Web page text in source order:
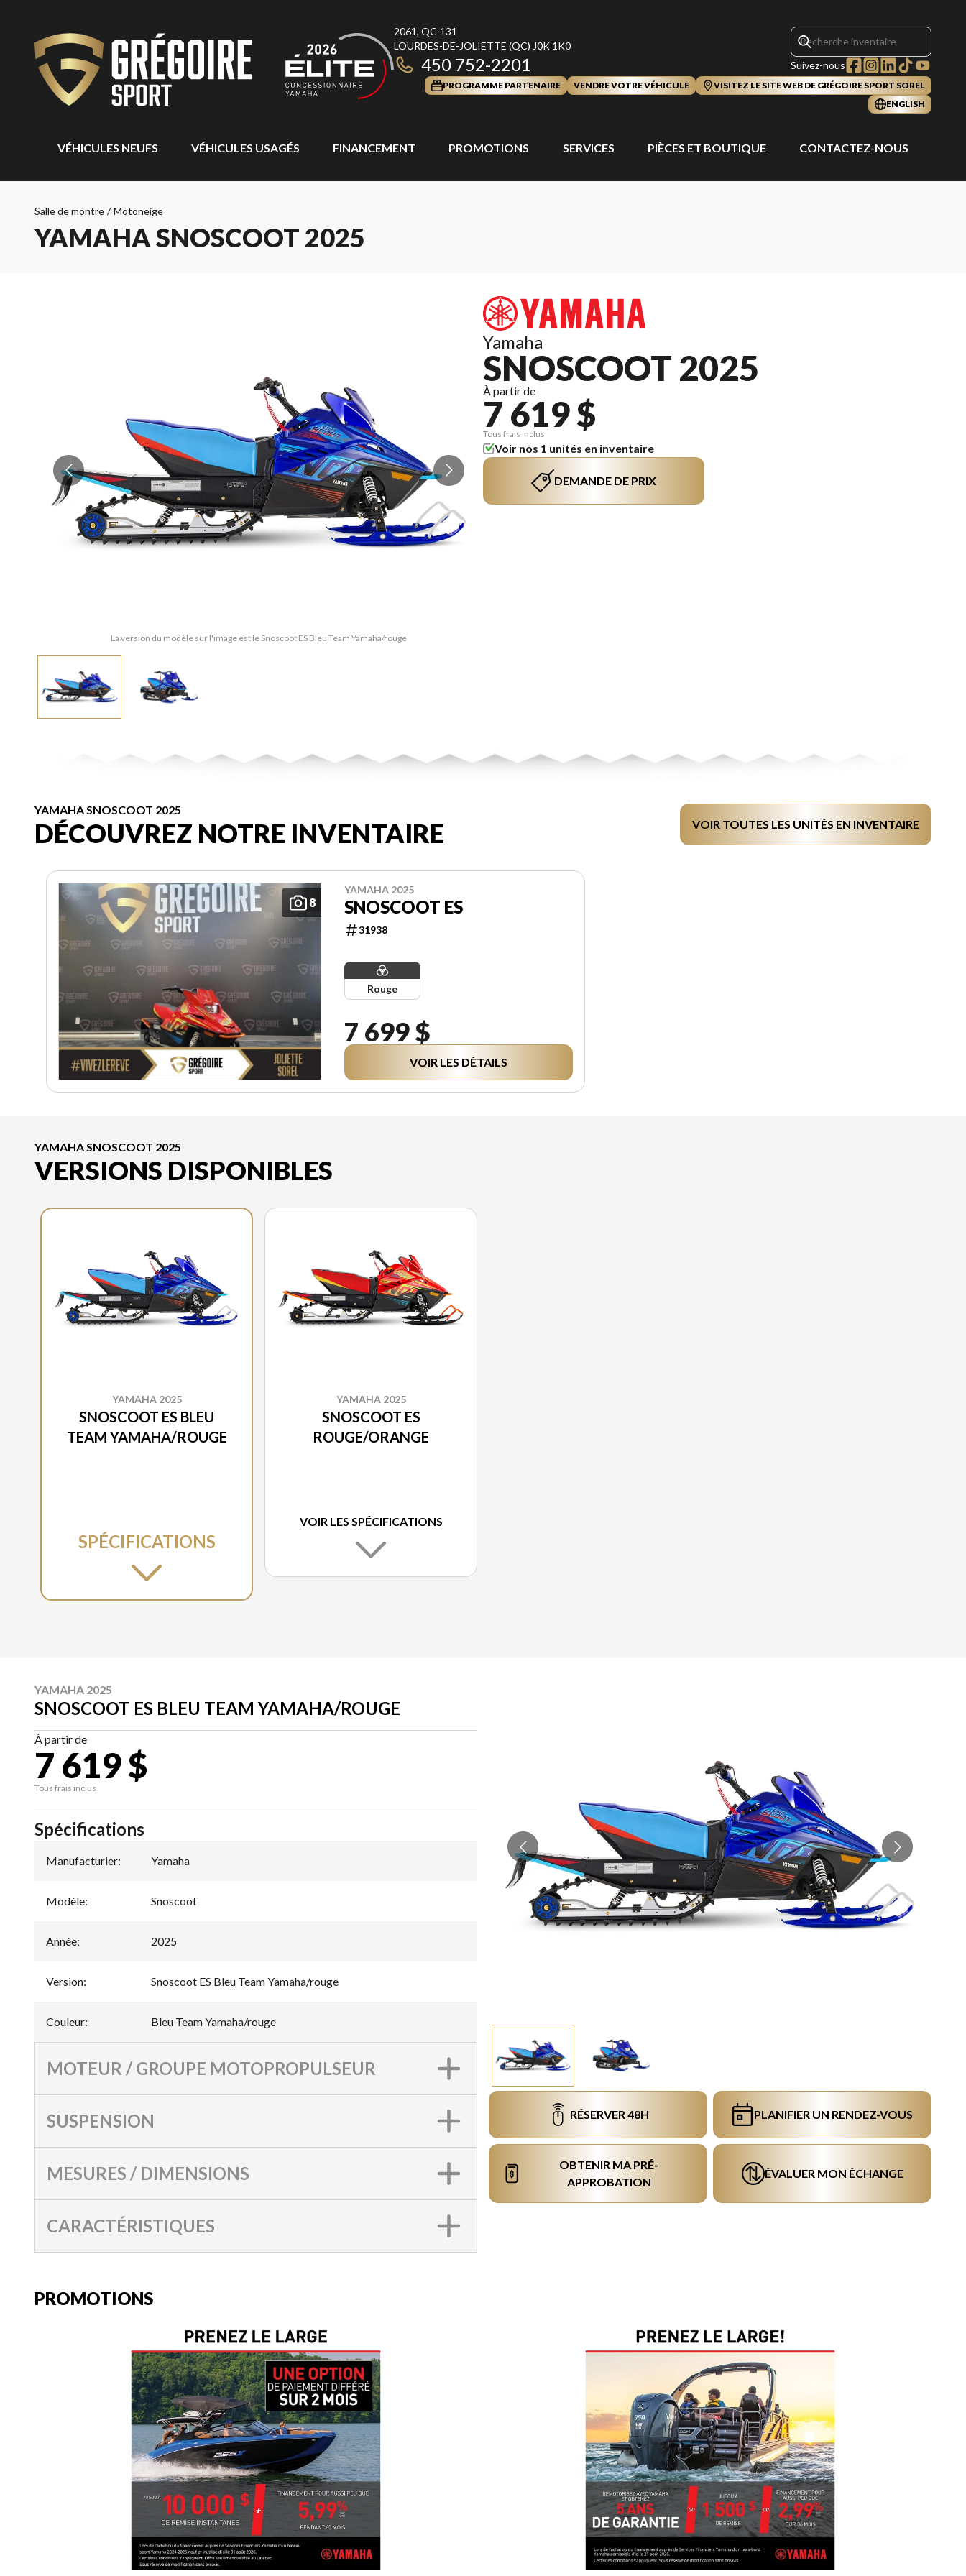
2061, QC-131
LOURDES-DE-JOLIETTE (QC) J0K 1K0
450 752-2201 Suivez-nous
PROGRAMME PARTENAIRE VENDRE VOTRE VÉHICULE
VISITEZ LE SITE WEB DE GRÉGOIRE SPORT SOREL
ENGLISH
VÉHICULES NEUFS VÉHICULES USAGÉS FINANCEMENT PROMOTIONS SERVICES PIÈCES ET BOUTIQUE CONTACTEZ-NOUS
Salle de montre / Motoneige
YAMAHA SNOSCOOT 2025
La version du modèle sur l'image est le Snoscoot ES Bleu Team Yamaha/rouge
Yamaha
SNOSCOOT 2025
À partir de
7 619 $
Tous frais inclus
Voir nos 1 unités en inventaire
DEMANDE DE PRIX
YAMAHA SNOSCOOT 2025
DÉCOUVREZ NOTRE INVENTAIRE VOIR TOUTES LES UNITÉS EN INVENTAIRE
8
YAMAHA 2025
SNOSCOOT ES
31938
Rouge
7 699 $
VOIR LES DÉTAILS
YAMAHA SNOSCOOT 2025
VERSIONS DISPONIBLES
YAMAHA 2025
SNOSCOOT ES BLEU
TEAM YAMAHA/ROUGE
SPÉCIFICATIONS
YAMAHA 2025
SNOSCOOT ES
ROUGE/ORANGE
VOIR LES SPÉCIFICATIONS
YAMAHA 2025
SNOSCOOT ES BLEU TEAM YAMAHA/ROUGE
À partir de
7 619 $
Tous frais inclus
RÉSERVER 48H PLANIFIER UN RENDEZ-VOUS
OBTENIR MA PRÉ-
APPROBATION
ÉVALUER MON ÉCHANGE
Spécifications
Manufacturier: Yamaha
Modèle: Snoscoot
Année: 2025
Version: Snoscoot ES Bleu Team Yamaha/rouge
Couleur: Bleu Team Yamaha/rouge
MOTEUR / GROUPE MOTOPROPULSEUR
SUSPENSION
MESURES / DIMENSIONS
CARACTÉRISTIQUES
PROMOTIONS